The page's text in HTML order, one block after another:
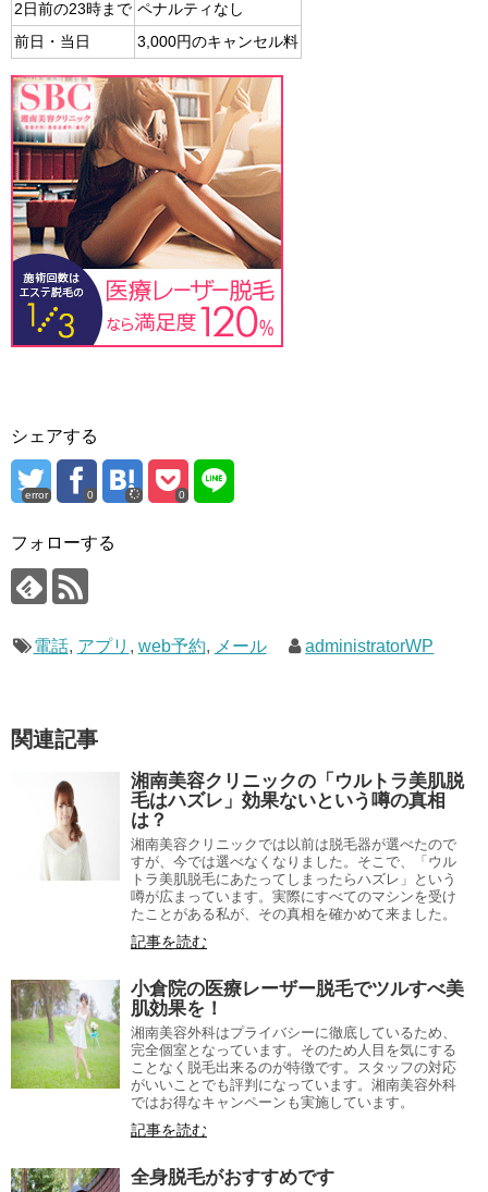
2日前の23時まで ペナルティなし
前日・当日
3,000円のキャンセル料
シェアする
error 0 0
フォローする
電話, アプリ , web予約, メール administratorWP
関連記事
湘南美容クリニックの「ウルトラ美肌脱
毛はハズレ」効果ないという噂の真相
は？
湘南美容クリニックでは以前は脱毛器が選べたので
すが、今では選べなくなりました。そこで、「ウル
トラ美肌脱毛にあたってしまったらハズレ」という
噂が広まっています。実際にすべてのマシンを受け
たことがある私が、その真相を確かめて来ました。
記事を読む
小倉院の医療レーザー脱毛でツルすべ美
肌効果を！
湘南美容外科はプライバシーに徹底しているため、
完全個室となっています。そのため人目を気にする
ことなく脱毛出来るのが特徴です。スタッフの対応
がいいことでも評判になっています。湘南美容外科
ではお得なキャンペーンも実施しています。
記事を読む
全身脱毛がおすすめです